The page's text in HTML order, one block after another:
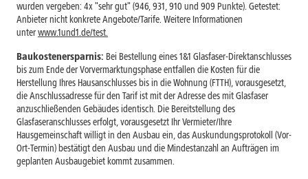
wurden vergeben: 4x "sehr gut" (946, 931, 910 und 909 Punkte). Getestet:
Anbieter nicht konkrete Angebote/Tarife. Weitere Informationen
unterwww.1und1.de/test.
Baukostenersparnis: Bei Bestellung eines 1&1 Glasfaser-Direktanschlusses
bis zum Ende der Vorvermarktungsphase entfallen die Kosten für die
Herstellung Ihres Hausanschlusses bis in die Wohnung (FTTH), vorausgesetzt,
die Anschlussadresse für den Tarif ist mit der Adresse des mit Glasfaser
anzuschließenden Gebäudes identisch. Die Bereitstellung des
Glasfaseranschlusses erfolgt, vorausgesetzt Ihr Vermieter/Ihre
Hausgemeinschaft willigt in den Ausbau ein, das Auskundungsprotokoll (Vor-
Ort-Termin) bestätigt den Ausbau und die Mindestanzahl an Aufträgen im
geplanten Ausbaugebiet kommt zusammen.